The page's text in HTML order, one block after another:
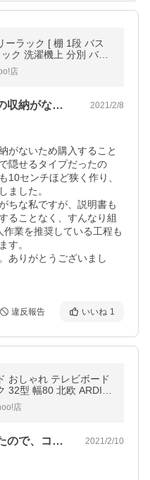
ーラック [ 棚 1段 バス
縮 低い コンパクト 川
店
引越しに伴い、洗濯機周りの収納がないた… 2021/2/8
がないため購入すること
隠せるタイプだったの
10センチほど狭く作り、
ました。
ちな私ですが、説明書も
ることなく、すんなり組
業を推奨している工程も
す。
ありがとうございまし
違反報告 いいね 1
おしゃれ テレビボード
32型 幅80 北欧 ARDIL
店
大きなテレビ台は不要だったので、コンパ… 2021/2/10